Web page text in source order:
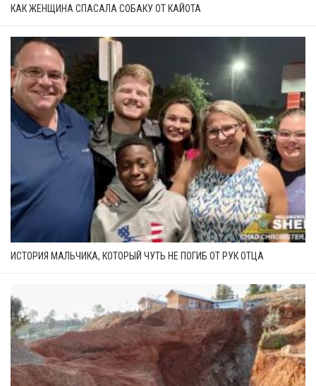
КАК ЖЕНЩИНА СПАСАЛА СОБАКУ ОТ КАЙОТА
ИСТОРИЯ МАЛЬЧИКА, КОТОРЫЙ ЧУТЬ НЕ ПОГИБ ОТ РУК ОТЦА